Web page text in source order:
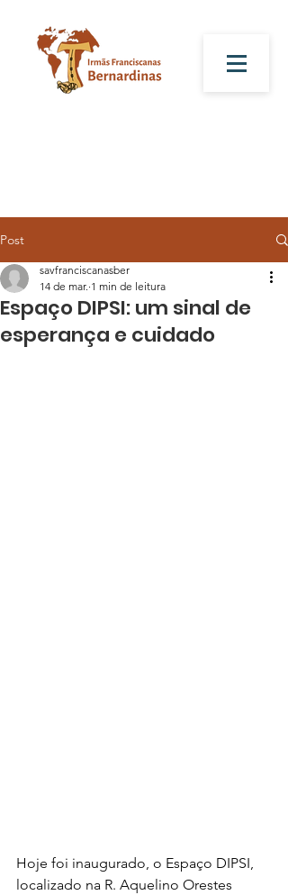
Post
Espaço DIPSI: um sinal de
esperança e cuidado
savfranciscanasber
14 de mar. 1 min de leitura
Hoje foi inaugurado, o Espaço DIPSI,
localizado na R. Aquelino Orestes